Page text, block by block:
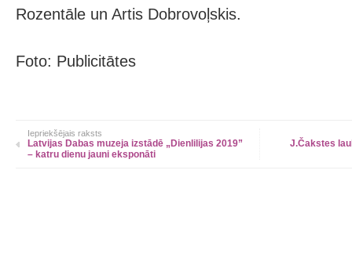
Rozentāle un Artis Dobrovoļskis.
Foto: Publicitātes
Iepriekšējais raksts
Latvijas Dabas muzeja izstādē „Dienlilijas 2019”
– katru dienu jauni eksponāti
J.Čakstes